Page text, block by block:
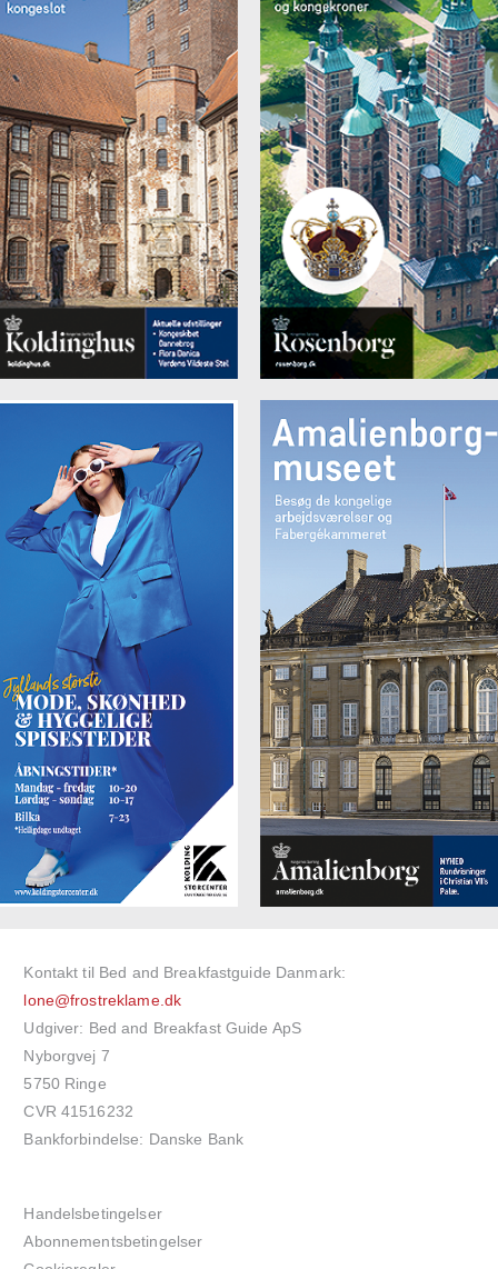
Kontakt til Bed and Breakfastguide Danmark:
lone@frostreklame.dk
Udgiver: Bed and Breakfast Guide ApS
Nyborgvej 7
5750 Ringe
CVR 41516232
Bankforbindelse: Danske Bank
Handelsbetingelser
Abonnementsbetingelser